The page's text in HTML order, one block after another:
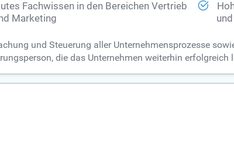
Fachwissen in den Bereichen Vertrieb
Marketing
und Steuerung aller Unternehmensprozesse
die das Unternehmen weiterhin